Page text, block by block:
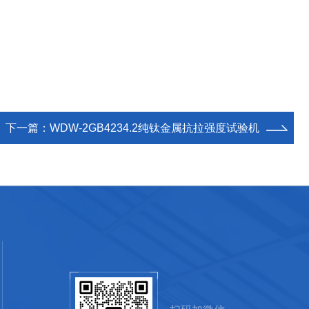
下一篇： WDW-2GB4234.2纯钛金属抗拉强度试验机